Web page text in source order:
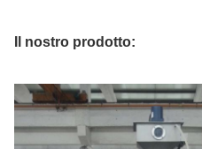
Il nostro prodotto: